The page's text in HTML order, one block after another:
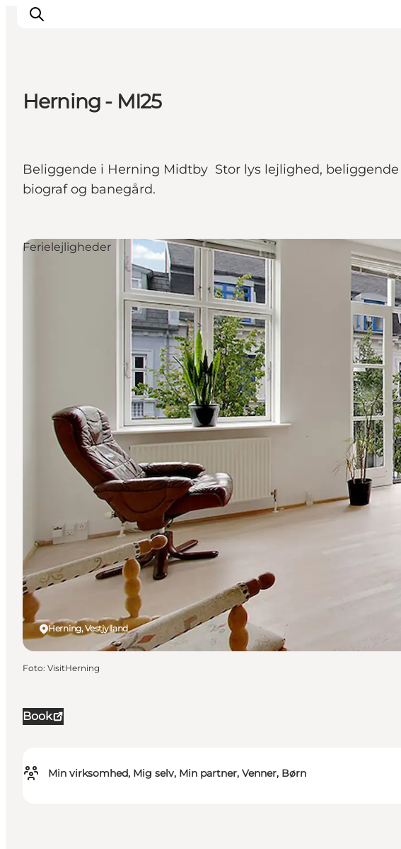
Kunstlandet
Se og oplev
Find vej
Book overnatning
Herning - MI25
Beliggende i Herning Midtby Stor lys lejlighed,
biograf og banegård.
Book
Min virksomhed, Mig selv, Min partner, Venner, Børn
Herning, Vestjylland
Ferielejligheder
Foto: VisitHerning